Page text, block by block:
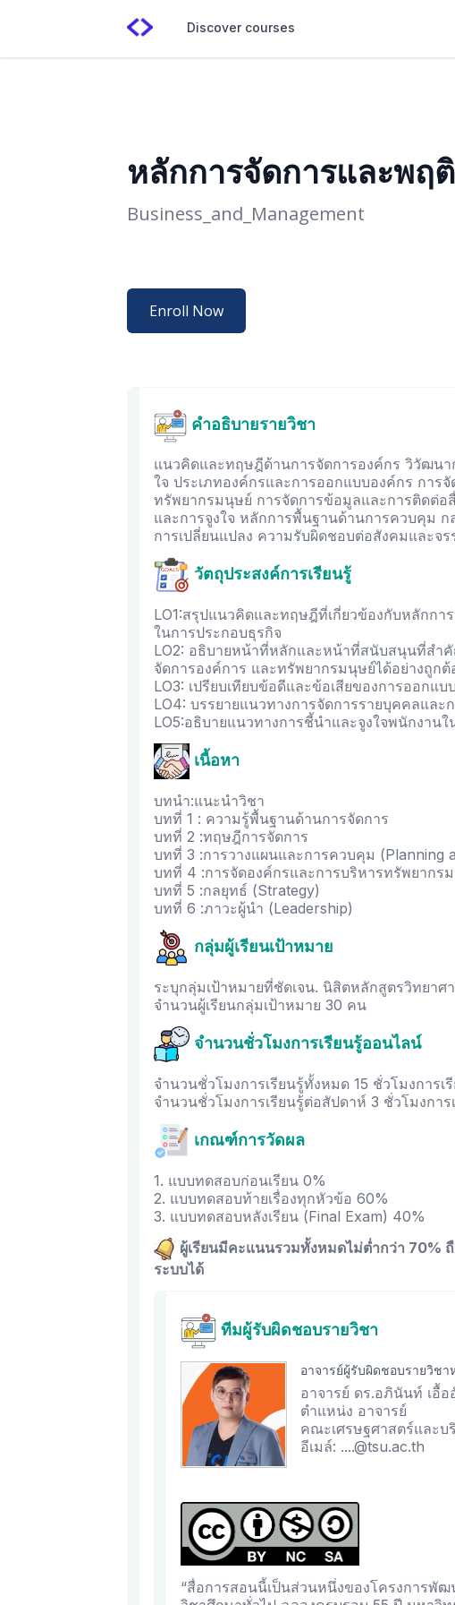
Discover courses
หลักการจัดการและพฤ
Business_and_Management
Enroll Now
คำอธิบายรายวิชา
แนวคิดและทฤษฎีด้านการจัดการองค์กร วิวัฒน
ใจ ประเภทองค์กรและการออกแบบองค์กร การ
ทรัพยากรมนุษย์ การจัดการข้อมูลและการติดต่อ
และการจูงใจ หลักการพื้นฐานด้านการควบคุม
การเปลี่ยนแปลง ความรับผิดชอบต่อสังคมและจ
วัตถุประสงค์การเรียนรู้
LO1:สรุปแนวคิดและทฤษฎีที่เกี่ยวข้องกับหลักกา
ในการประกอบธุรกิจ
LO2: อธิบายหน้าที่หลักและหน้าที่สนับสนุนที่สำ
จัดการองค์การ และทรัพยากรมนุษย์ได้อย่างถูกต้
LO3: เปรียบเทียบข้อดีและข้อเสียของการออกแ
LO4: บรรยายแนวทางการจัดการรายบุคคลและ
LO5:อธิบายแนวทางการชี้นำและจูงใจพนักงานใ
เนื้อหา
บทนำ:แนะนำวิชา
บทที่ 1 : ความรู้พื้นฐานด้านการจัดการ
บทที่ 2 :ทฤษฎีการจัดการ
บทที่ 3 :การวางแผนและการควบคุม (Planning
บทที่ 4 :การจัดองค์กรและการบริหารทรัพยากร
บทที่ 5 :กลยุทธ์ (Strategy)
บทที่ 6 :ภาวะผู้นำ (Leadership)
กลุ่มผู้เรียนเป้าหมาย
ระบุกลุ่มเป้าหมายที่ชัดเจน. นิสิตหลักสูตรวิทยา
จำนวนผู้เรียนกลุ่มเป้าหมาย 30 คน
จำนวนชั่วโมงการเรียนรู้ออนไลน์
จำนวนชั่วโมงการเรียนรู้ทั้งหมด 15 ชั่วโมงการเ
จำนวนชั่วโมงการเรียนรู้ต่อสัปดาห์ 3 ชั่วโมงกา
เกณฑ์การวัดผล
1. แบบทดสอบก่อนเรียน 0%
2. แบบทดสอบท้ายเรื่องทุกหัวข้อ 60%
3. แบบทดสอบหลังเรียน (Final Exam) 40%
ผู้เรียนมีคะแนนรวมทั้งหมดไม่ต่ำกว่า 70%
ระบบได้
ทีมผู้รับผิดชอบรายวิชา
อาจารย์ผู้รับผิดชอบรายวิชา
อาจารย์ ดร.อภินันท์ เอื้อ
ตำแหน่ง อาจารย์
คณะเศรษฐศาสตร์และ
อีเมล์: ....@tsu.ac.th
“สื่อการสอนนี้เป็นส่วนหนึ่งของโครงการพั